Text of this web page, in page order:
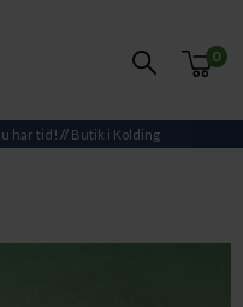
0
har tid! // Butik i Kolding